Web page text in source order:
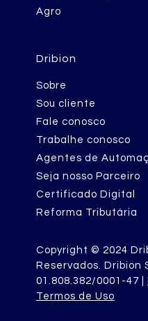
Agro
Dribion
Sobre
Sou cliente
Fale conosco
Trabalhe conosco
Agentes de
Seja nosso Parceiro
Certificado Digital
Reforma Tributária
Copyright © 2024
Reservados. Dribion
01.808.382/0001-47 |
Termos de Uso